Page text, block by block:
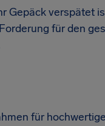
Gepäck verspätet
für den
für